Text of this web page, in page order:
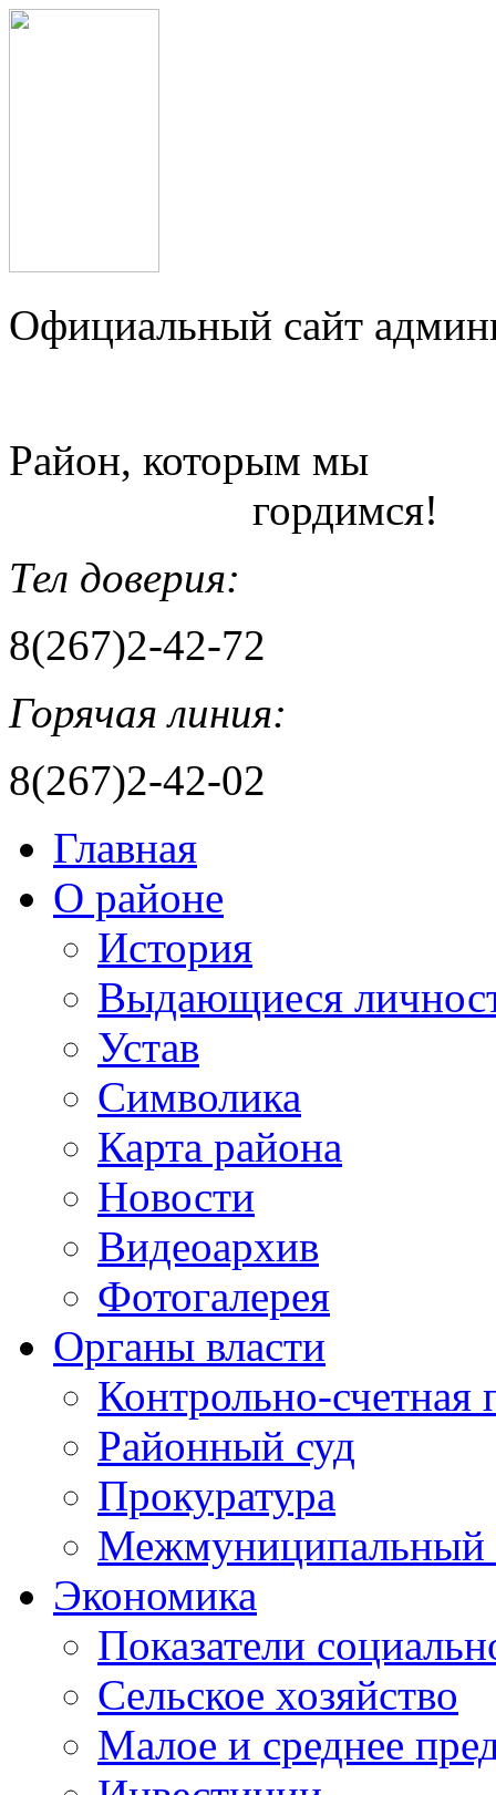
Официальный сайт
Район, которым мы
гордимся!
Тел доверия:
8(267)2-42-72
Горячая линия:
8(267)2-42-02
Главная
О районе
История
Выдающиеся
Устав
Символика
Карта района
Новости
Видеоархив
Фотогалерея
Органы власти
Контрольно-счетная
Районный суд
Прокуратура
Межмуниципальный
Экономика
Показатели
Сельское хозяйство
Малое и среднее